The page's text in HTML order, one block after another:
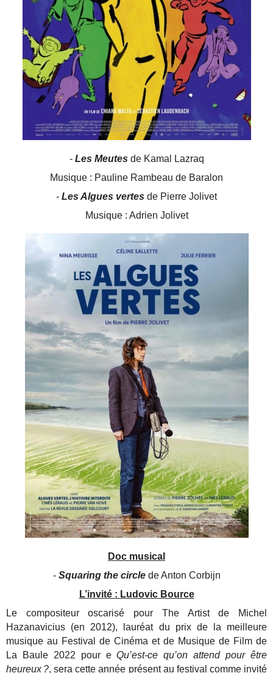
- Les Meutesde Kamal Lazraq
Musique : Pauline Rambeau de Baralon
- Les Algues vertes de Pierre Jolivet
Musique : Adrien Jolivet
Doc musical
- Squaring the circlede Anton Corbijn
L’invité : Ludovic Bource
Le compositeur oscarisé pour The Artist de Michel
Hazanavicius (en 2012), lauréat du prix de la meilleure
musique au Festival de Cinéma et de Musique de Film de
La Baule 2022 pour eQu’est-ce qu’on attend pour être
heureux ?, sera cette année présent au festival comme invité